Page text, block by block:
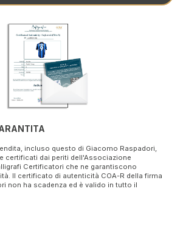
incluso questo di Giacomo Raspadori,
certificati dai periti dell'Associazione
Certificatori che ne garantiscono
Il certificato di autenticità COA-R della firma
non ha scadenza ed è valido in tutto il